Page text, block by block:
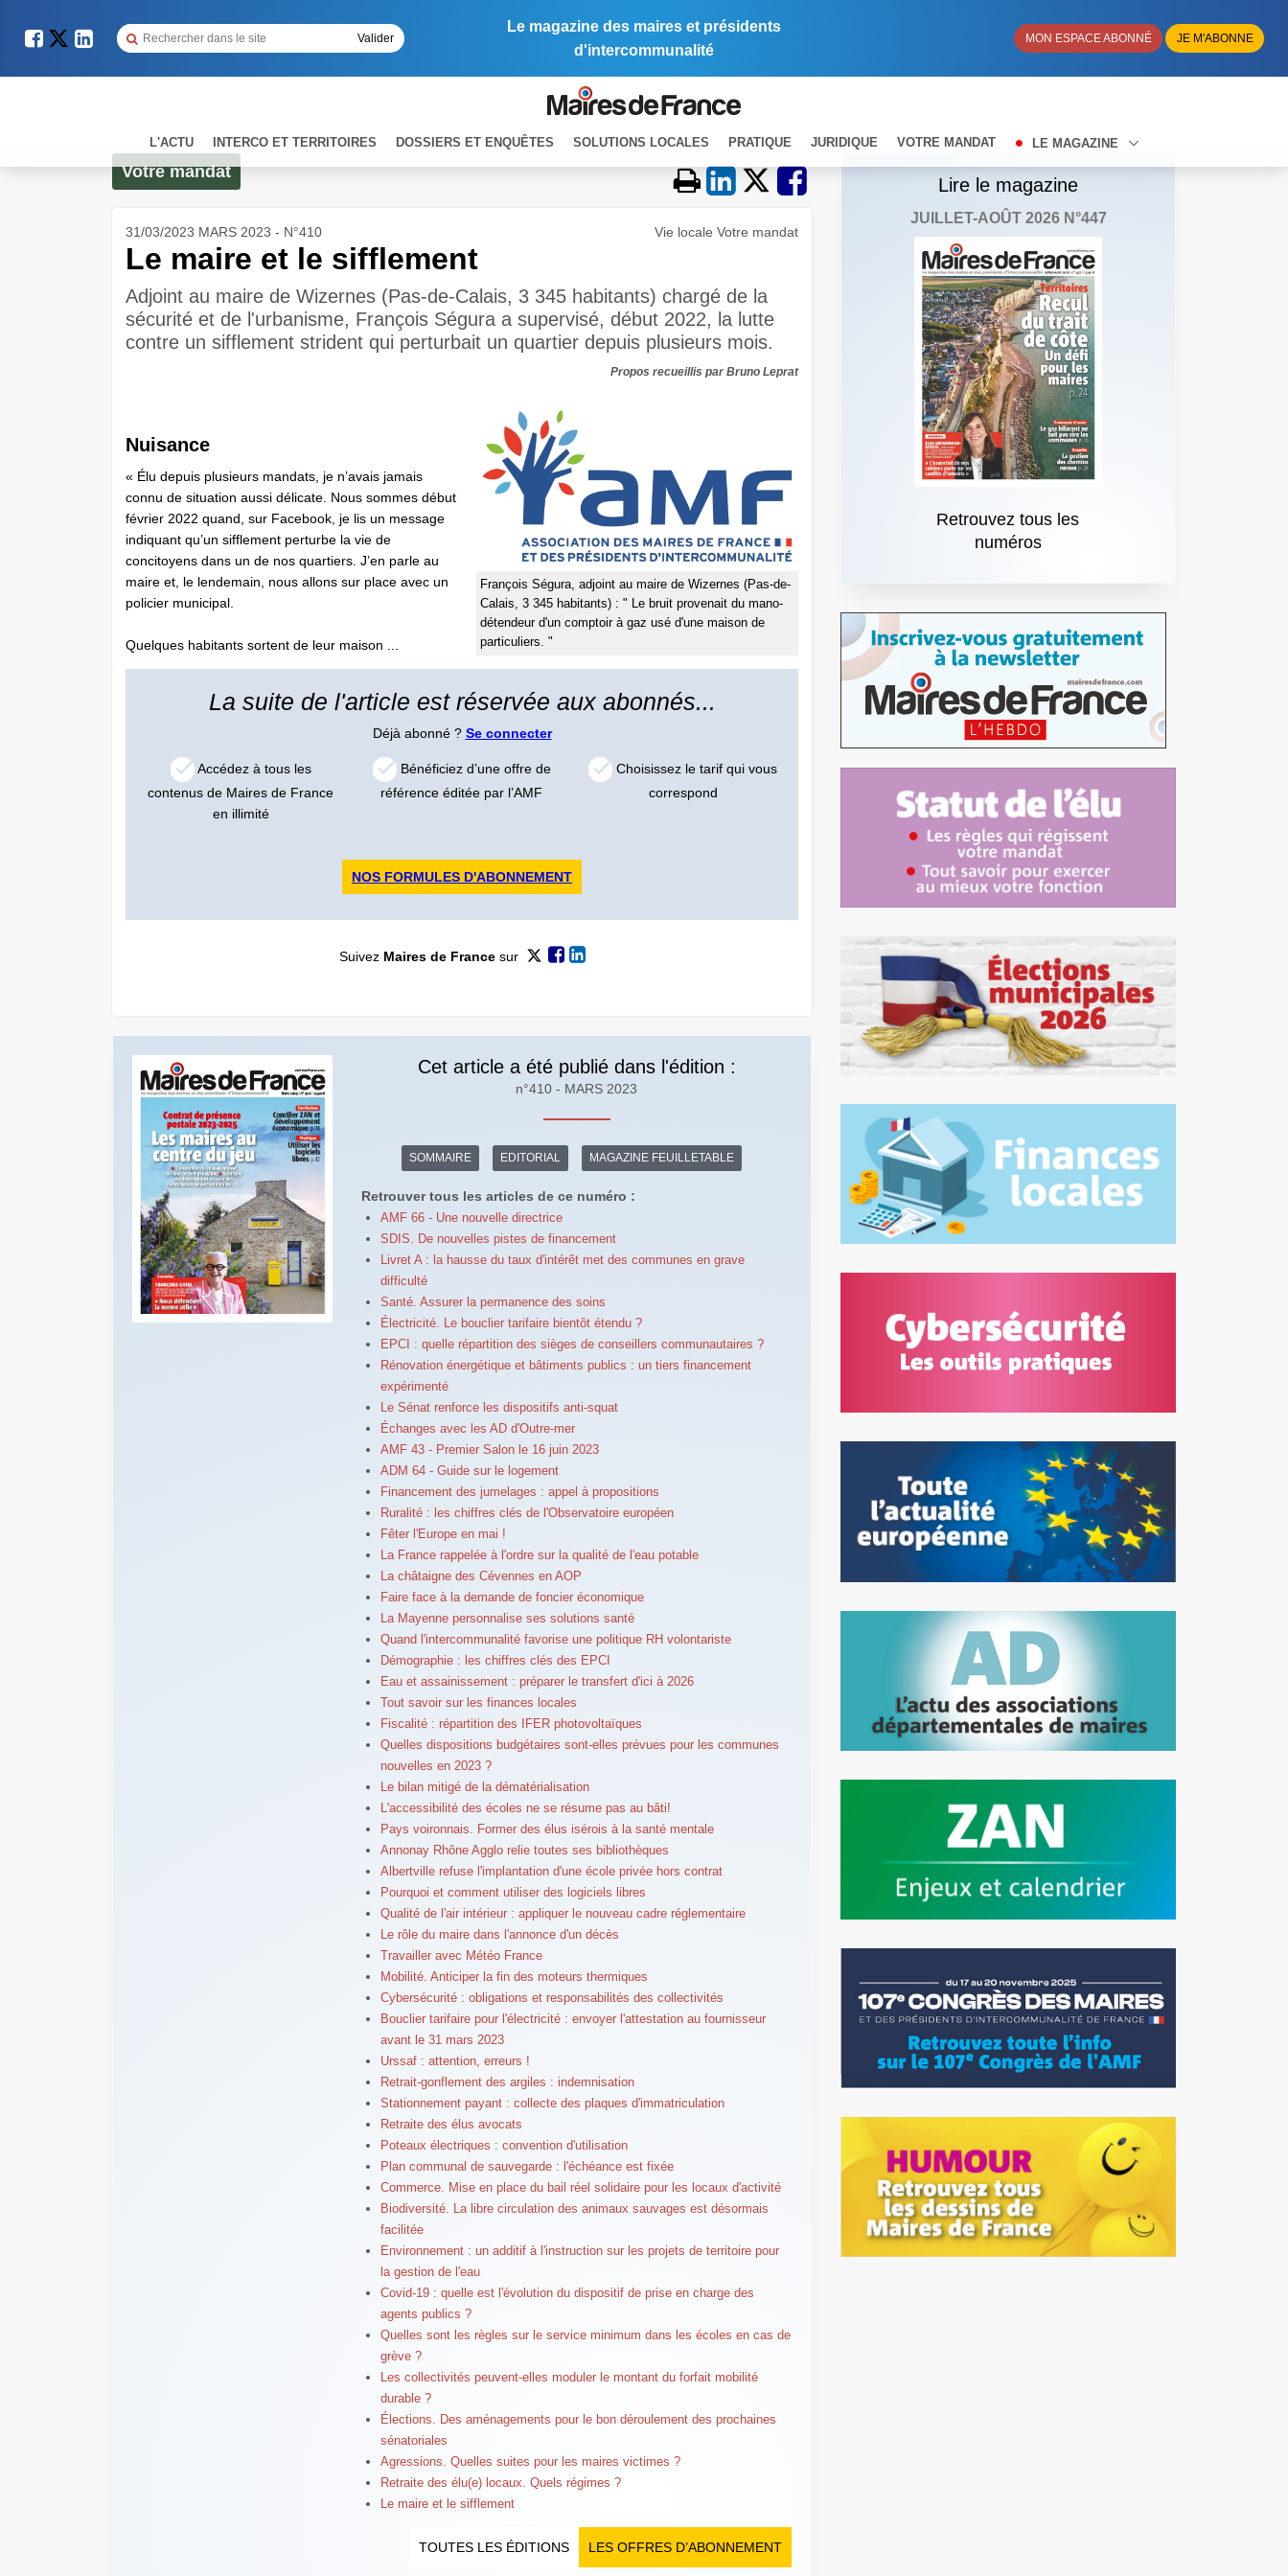
Le magazine des maires et présidents
d'intercommunalité
MON ESPACE ABONNÉ JE M'ABONNE
L'ACTU INTERCO ET TERRITOIRES DOSSIERS ET ENQUÊTES SOLUTIONS LOCALES PRATIQUE JURIDIQUE VOTRE MANDAT LE MAGAZINE
Votre mandat
31/03/2023 MARS 2023 - N°410 Vie locale Votre mandat
Le maire et le sifflement
Adjoint au maire de Wizernes (Pas-de-Calais, 3 345 habitants) chargé de la
sécurité et de l'urbanisme, François Ségura a supervisé, début 2022, la lutte
contre un sifflement strident qui perturbait un quartier depuis plusieurs mois.
Propos recueillis par Bruno Leprat
François Ségura, adjoint au maire de Wizernes (Pas-de-
Calais, 3 345 habitants) : " Le bruit provenait du mano-
détendeur d'un comptoir à gaz usé d'une maison de
particuliers. "
Nuisance
« Élu depuis plusieurs mandats, je n’avais jamais
connu de situation aussi délicate. Nous sommes début
février 2022 quand, sur Facebook, je lis un message
indiquant qu’un sifflement perturbe la vie de
concitoyens dans un de nos quartiers. J’en parle au
maire et, le lendemain, nous allons sur place avec un
policier municipal.
Quelques habitants sortent de leur maison ...
La suite de l'article est réservée aux abonnés...
Déjà abonné ? Se connecter
Accédez à tous les
contenus de Maires de France
en illimité
Bénéficiez d’une offre de
référence éditée par l’AMF
Choisissez le tarif qui vous
correspond
NOS FORMULES D'ABONNEMENT
Suivez Maires de Francesur
Cet article a été publié dans l'édition :
n°410 - MARS 2023
SOMMAIRE EDITORIAL MAGAZINE FEUILLETABLE
Retrouver tous les articles de ce numéro :
AMF 66 - Une nouvelle directrice
SDIS. De nouvelles pistes de financement
Livret A : la hausse du taux d'intérêt met des communes en grave
difficulté
Santé. Assurer la permanence des soins
Électricité. Le bouclier tarifaire bientôt étendu ?
EPCI : quelle répartition des sièges de conseillers communautaires ?
Rénovation énergétique et bâtiments publics : un tiers financement
expérimenté
Le Sénat renforce les dispositifs anti-squat
Échanges avec les AD d'Outre-mer
AMF 43 - Premier Salon le 16 juin 2023
ADM 64 - Guide sur le logement
Financement des jumelages : appel à propositions
Ruralité : les chiffres clés de l'Observatoire européen
Fêter l'Europe en mai !
La France rappelée à l'ordre sur la qualité de l'eau potable
La châtaigne des Cévennes en AOP
Faire face à la demande de foncier économique
La Mayenne personnalise ses solutions santé
Quand l'intercommunalité favorise une politique RH volontariste
Démographie : les chiffres clés des EPCI
Eau et assainissement : préparer le transfert d'ici à 2026
Tout savoir sur les finances locales
Fiscalité : répartition des IFER photovoltaïques
Quelles dispositions budgétaires sont-elles prévues pour les communes
nouvelles en 2023 ?
Le bilan mitigé de la dématérialisation
L'accessibilité des écoles ne se résume pas au bâti!
Pays voironnais. Former des élus isérois à la santé mentale
Annonay Rhône Agglo relie toutes ses bibliothèques
Albertville refuse l'implantation d'une école privée hors contrat
Pourquoi et comment utiliser des logiciels libres
Qualité de l'air intérieur : appliquer le nouveau cadre réglementaire
Le rôle du maire dans l'annonce d'un décès
Travailler avec Météo France
Mobilité. Anticiper la fin des moteurs thermiques
Cybersécurité : obligations et responsabilités des collectivités
Bouclier tarifaire pour l'électricité : envoyer l'attestation au fournisseur
avant le 31 mars 2023
Urssaf : attention, erreurs !
Retrait-gonflement des argiles : indemnisation
Stationnement payant : collecte des plaques d'immatriculation
Retraite des élus avocats
Poteaux électriques : convention d'utilisation
Plan communal de sauvegarde : l'échéance est fixée
Commerce. Mise en place du bail réel solidaire pour les locaux d'activité
Biodiversité. La libre circulation des animaux sauvages est désormais
facilitée
Environnement : un additif à l'instruction sur les projets de territoire pour
la gestion de l'eau
Covid-19 : quelle est l'évolution du dispositif de prise en charge des
agents publics ?
Quelles sont les règles sur le service minimum dans les écoles en cas de
grève ?
Les collectivités peuvent-elles moduler le montant du forfait mobilité
durable ?
Élections. Des aménagements pour le bon déroulement des prochaines
sénatoriales
Agressions. Quelles suites pour les maires victimes ?
Retraite des élu(e) locaux. Quels régimes ?
Le maire et le sifflement
LES OFFRES D’ABONNEMENT
TOUTES LES ÉDITIONS
Lire le magazine
JUILLET-AOÛT 2026 N°447
Retrouvez tous les
numéros